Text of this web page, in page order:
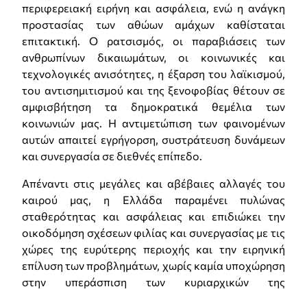
περιφερειακή ειρήνη και ασφάλεια, ενώ η ανάγκη
προστασίας των αθώων αμάχων καθίσταται
επιτακτική. Ο ρατσισμός, οι παραβιάσεις των
ανθρωπίνων δικαιωμάτων, οι κοινωνικές και
τεχνολογικές ανισότητες, η έξαρση του λαϊκισμού,
του αντισημιτισμού και της ξενοφοβίας θέτουν σε
αμφισβήτηση τα δημοκρατικά θεμέλια των
κοινωνιών μας. Η αντιμετώπιση των φαινομένων
αυτών απαιτεί εγρήγορση, συστράτευση δυνάμεων
και συνεργασία σε διεθνές επίπεδο.
Απέναντι στις μεγάλες και αβέβαιες αλλαγές του
καιρού μας, η Ελλάδα παραμένει πυλώνας
σταθερότητας και ασφάλειας και επιδιώκει την
οικοδόμηση σχέσεων φιλίας και συνεργασίας με τις
χώρες της ευρύτερης περιοχής και την ειρηνική
επίλυση των προβλημάτων, χωρίς καμία υποχώρηση
στην υπεράσπιση των κυριαρχικών της